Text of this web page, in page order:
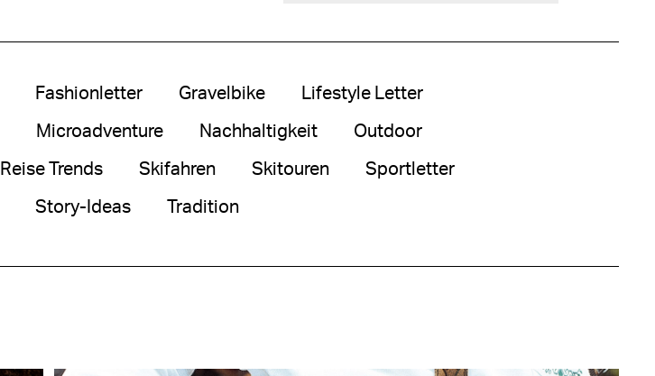
Fashionletter Gravelbike Lifestyle Letter
Microadventure Nachhaltigkeit Outdoor
Reise Trends Skifahren Skitouren Sportletter
Story-Ideas Tradition